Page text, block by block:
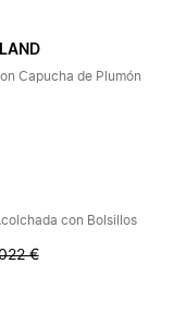
Capucha de Plumón
con Bolsillos
€